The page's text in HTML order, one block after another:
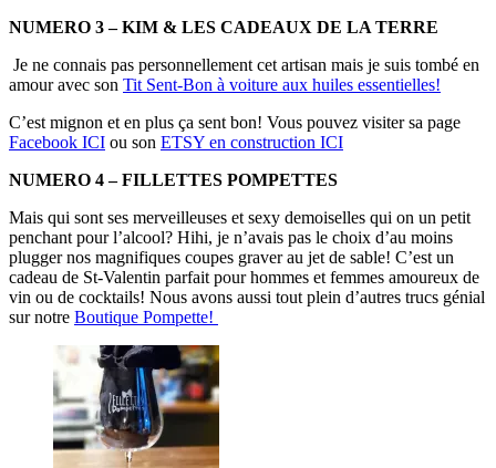
NUMERO 3 – KIM & LES CADEAUX DE LA TERRE
Je ne connais pas personnellement cet artisan mais je suis tombé en
amour avec son Tit Sent-Bon à voiture aux huiles essentielles!
C’est mignon et en plus ça sent bon! Vous pouvez visiter sa page
Facebook ICI ou son ETSY en construction ICI
NUMERO 4 – FILLETTES POMPETTES
Mais qui sont ses merveilleuses et sexy demoiselles qui on un petit
penchant pour l’alcool? Hihi, je n’avais pas le choix d’au moins
plugger nos magnifiques coupes graver au jet de sable! C’est un
cadeau de St-Valentin parfait pour hommes et femmes amoureux de
vin ou de cocktails! Nous avons aussi tout plein d’autres trucs génial
sur notre Boutique Pompette!